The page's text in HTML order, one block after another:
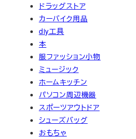
ドラッグストア
カーバイク用品
diy工具
本
服ファッション小物
ミュージック
ホームキッチン
パソコン周辺機器
スポーツアウトドア
シューズバッグ
おもちゃ